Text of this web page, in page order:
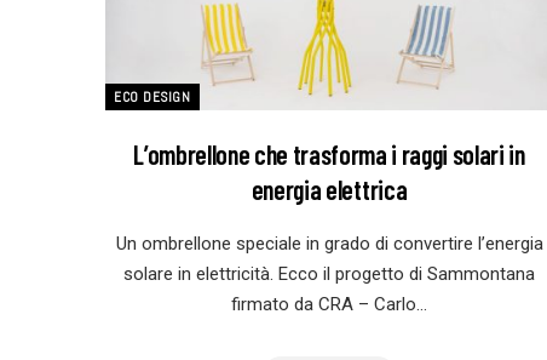
ECO DESIGN
L’ombrellone che trasforma i raggi solari in
energia elettrica
Un ombrellone speciale in grado di convertire l’energia
solare in elettricità. Ecco il progetto di Sammontana
firmato da CRA – Carlo…